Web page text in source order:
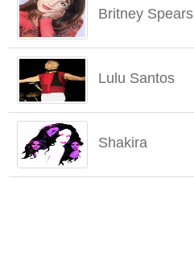
Britney Spears
Lulu Santos
Shakira